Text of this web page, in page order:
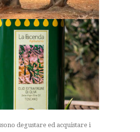
degustare ed acquistare i